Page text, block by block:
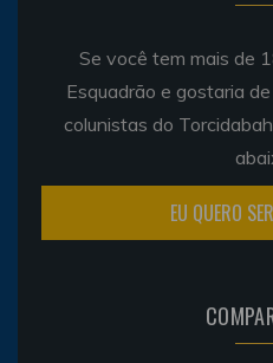
Se você tem mais de
Esquadrão e gostaria
colunistas do
EU QUERO